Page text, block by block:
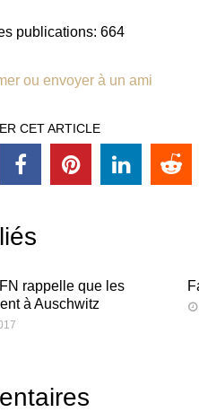
publications: 664
ou envoyer à un ami
CET ARTICLE
rappelle que les
à Auschwitz